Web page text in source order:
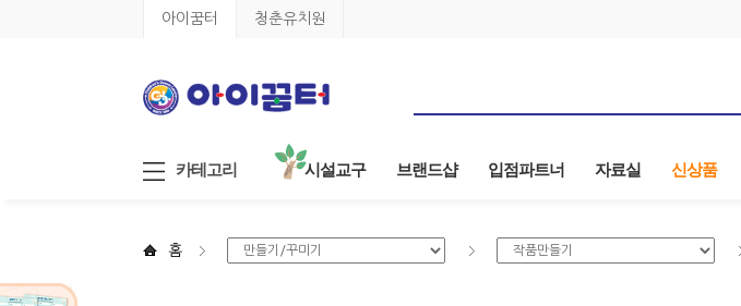
아이꿈터 청춘유치원
카테고리 시설교구 브랜드샵 입점파트너 자료실 신상품
홈